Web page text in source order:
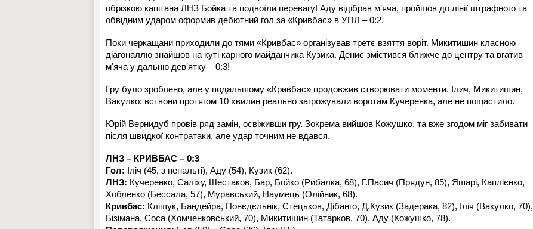
обрізкою капітана ЛНЗ Бойка та подвоїли перевагу! Аду відібрав мʼяча, пройшов до лінії штрафного та
обвідним ударом оформив дебютний гол за «Кривбас» в УПЛ –0:2.
Поки черкащани приходили до тями «Кривбас» організував третє взяття воріт. Микитишин класною
діагоналлю знайшов на куті карного майданчика Кузика. Денис змістився ближче до центру та вгатив
мʼяча у дальню девʼятку –0:3!
Гру було зроблено, але у подальшому «Кривбас» продовжив створювати моменти. Ілич, Микитишин,
Вакулко: всі вони протягом 10 хвилин реально загрожували воротам Кучеренка, але не пощастило.
Юрій Вернидуб провів ряд замін, освіживши гру. Зокрема вийшов Кожушко, та вже згодом міг забивати
після швидкої контратаки, але удар точним не вдався.
ЛНЗ – КРИВБАС – 0:3
Гол: Іліч (45, з пенальті), Аду (54), Кузик (62).
ЛНЗ: Кучеренко, Саліху, Шестаков, Бар, Бойко (Рибалка, 68), Г.Пасич (Прядун, 85), Яшарі, Каплієнко,
Хобленко (Бессала, 57), Муравський, Наумець (Олійник, 68).
Кривбас: Кліщук, Бандейра, Понєдєльнік, Стецьков, Дібанго, Д.Кузик (Задерака, 82), Іліч (Вакулко, 70),
Бізімана, Соса (Хомченковський, 70), Микитишин (Татарков, 70), Аду (Кожушко, 78).